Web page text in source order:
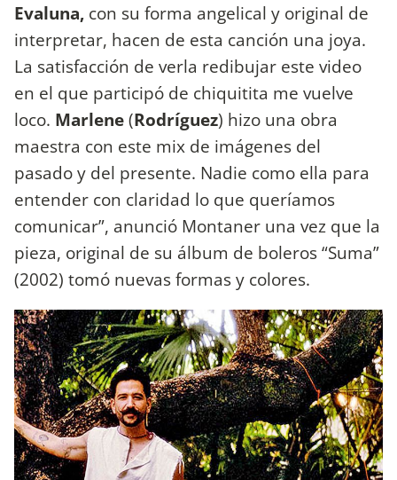
Evaluna, con su forma angelical y original de
interpretar, hacen de esta canción una joya.
La satisfacción de verla redibujar este video
en el que participó de chiquitita me vuelve
loco. Marlene(Rodríguez) hizo una obra
maestra con este mix de imágenes del
pasado y del presente. Nadie como ella para
entender con claridad lo que queríamos
comunicar”, anunció Montaner una vez que la
pieza, original de su álbum de boleros “Suma”
(2002) tomó nuevas formas y colores.